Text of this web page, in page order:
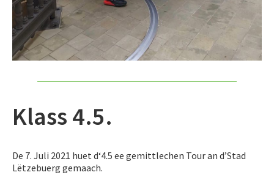
Klass 4.5.
De 7. Juli 2021 huet d‘4.5 ee gemittlechen Tour an d’Stad
Lëtzebuerg gemaach.